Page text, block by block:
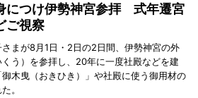
につけ伊勢神宮参拝 式年遷宮
ご視察
まが8月1日・2日の2日間、伊勢神宮の外
う）を参拝し、20年に一度社殿などを建
木曳（おきひき）」や社殿に使う御用材の
。